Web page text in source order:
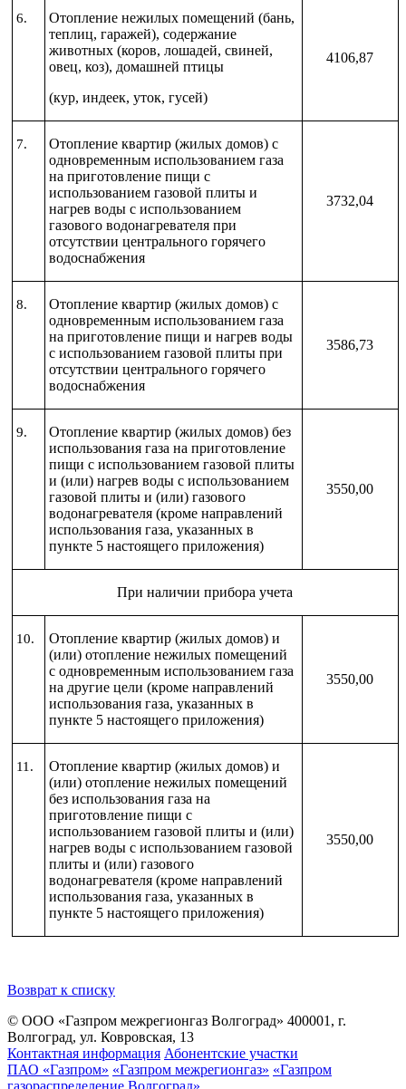
6.
Отопление нежилых помещений (бань,
теплиц, гаражей), содержание
животных (коров, лошадей, свиней,
овец, коз), домашней птицы
(кур, индеек, уток, гусей)
4106,87
7.
Отопление квартир (жилых домов) с
одновременным использованием газа
на приготовление пищи с
использованием газовой плиты и
нагрев воды с использованием
газового водонагревателя при
отсутствии центрального горячего
водоснабжения
3732,04
8.
Отопление квартир (жилых домов) с
одновременным использованием газа
на приготовление пищи и нагрев воды
с использованием газовой плиты при
отсутствии центрального горячего
водоснабжения
3586,73
9.
Отопление квартир (жилых домов) без
использования газа на приготовление
пищи с использованием газовой плиты
и (или) нагрев воды с использованием
газовой плиты и (или) газового
водонагревателя (кроме направлений
использования газа, указанных в
пункте 5 настоящего приложения)
3550,00
При наличии прибора учета
10.
Отопление квартир (жилых домов) и
(или) отопление нежилых помещений
с одновременным использованием газа
на другие цели (кроме направлений
использования газа, указанных в
пункте 5 настоящего приложения)
3550,00
11.
Отопление квартир (жилых домов) и
(или) отопление нежилых помещений
без использования газа на
приготовление пищи с
использованием газовой плиты и (или)
нагрев воды с использованием газовой
плиты и (или) газового
водонагревателя (кроме направлений
использования газа, указанных в
пункте 5 настоящего приложения)
3550,00
Возврат к списку
© ООО «Газпром межрегионгаз Волгоград» 400001, г.
Волгоград, ул. Ковровская, 13
Контактная информация Абонентские участки
ПАО «Газпром» «Газпром межрегионгаз» «Газпром
газораспределение Волгоград»